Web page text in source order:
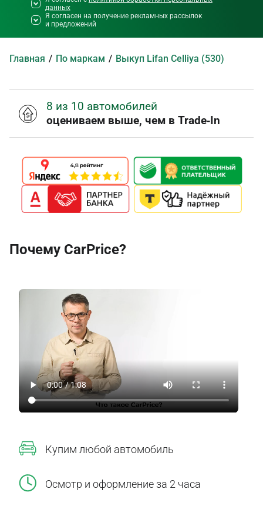
данных
Я согласен на получение рекламных рассылок
и предложений
Главная По маркам Выкуп Lifan Celliya (530)
8 из 10 автомобилей
оцениваем выше, чем в Trade‑In
Почему CarPrice?
Купим любой автомобиль
Осмотр и оформление за 2 часа